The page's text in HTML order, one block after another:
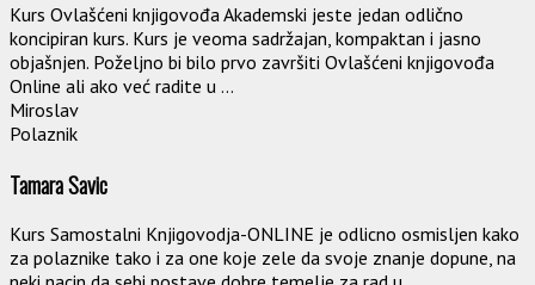
Kurs Ovlašćeni knjigovođa Akademski jeste jedan odlično
koncipiran kurs. Kurs je veoma sadržajan, kompaktan i jasno
objašnjen. Poželjno bi bilo prvo završiti Ovlašćeni knjigovođa
Online ali ako već radite u ...
Miroslav
Polaznik
Tamara Savic
Kurs Samostalni Knjigovodja-ONLINE je odlicno osmisljen kako
za polaznike tako i za one koje zele da svoje znanje dopune, na